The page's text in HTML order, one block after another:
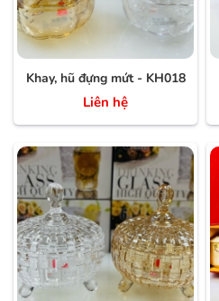
Khay, hũ đựng mứt - KH018
Liên hệ